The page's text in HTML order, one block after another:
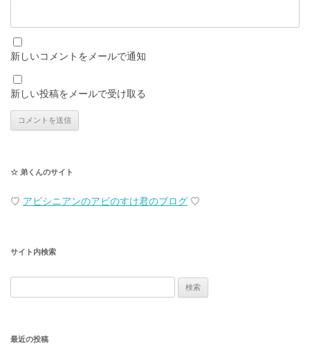
新しいコメントをメールで通知
新しい投稿をメールで受け取る
☆ 弟くんのサイト
♡ アビシニアンのアビのすけ君のブログ ♡
サイト内検索
索:
最近の投稿